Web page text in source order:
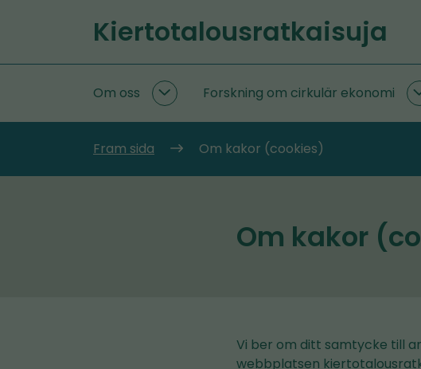
till
innehållet
Startsida
Kiertotalousratkaisuja
Om oss
Om
oss
Forskning om cirkulär ekonomi
Fram sida
Om kakor (cookies)
Om kakor
Vi ber om ditt samtycke till
webbplatsen